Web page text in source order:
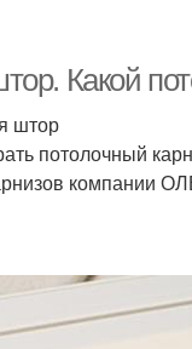
Какой
штор
потолочный
компании